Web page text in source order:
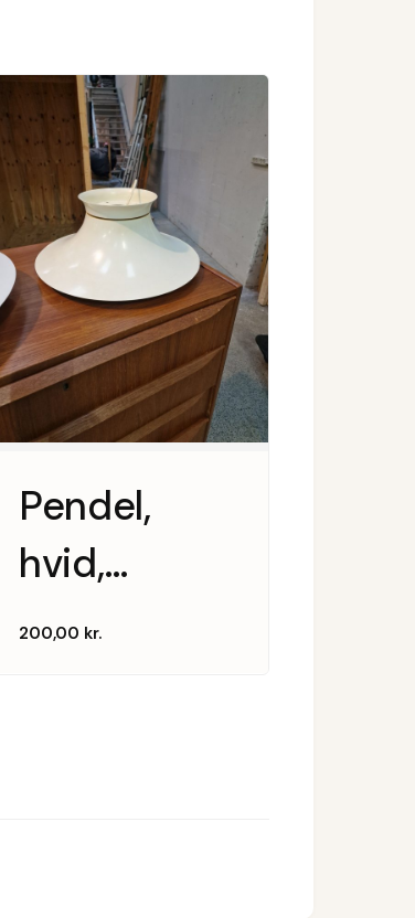
Pendel,
hvid,
trompetformet
200,00 kr.